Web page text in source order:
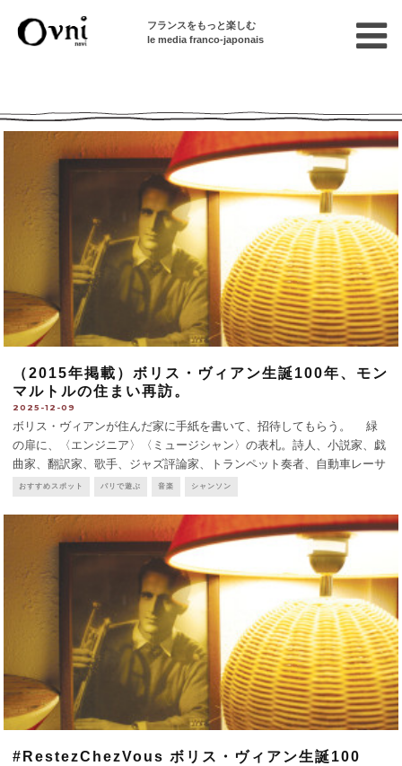
フランスをもっと楽しむ
le media franco-japonais
（2015年掲載）ボリス・ヴィアン生誕100年、モン
マルトルの住まい再訪。
2025-12-09
ボリス・ヴィアンが住んだ家に手紙を書いて、招待してもらう。 緑
の扉に、〈エンジニア〉〈ミュージシャン〉の表札。詩人、小説家、戯
曲家、翻訳家、歌手、ジャズ評論家、トランペット奏者、自動車レーサ
ー…、書ききれないほどの肩書きを持つ、変幻自在の表現者ボリス・ヴ
おすすめスポット パリで遊ぶ 音楽 シャンソン
#RestezChezVous ボリス・ヴィアン生誕100